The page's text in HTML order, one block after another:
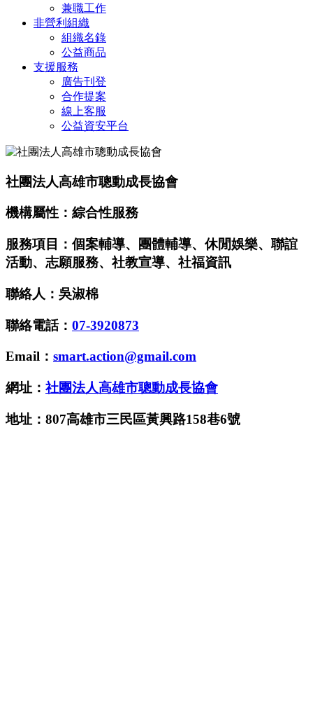
兼職工作
非營利組織
組織名錄
公益商品
支援服務
廣告刊登
合作提案
線上客服
公益資安平台
社團法人高雄市聰動成長協會
機構屬性：綜合性服務
服務項目：個案輔導、團體輔導、休閒娛樂、聯誼
活動、志願服務、社教宣導、社福資訊
聯絡人：吳淑棉
聯絡電話： 07-3920873
Email： smart.action@gmail.com
網址： 社團法人高雄市聰動成長協會
地址：807高雄市三民區黃興路158巷6號